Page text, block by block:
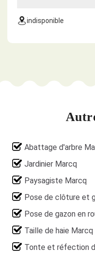
indisponible
Abattage d'arbre
Jardinier Marcq
Paysagiste Marcq
Pose de clôture et
Pose de gazon en
Taille de haie Marcq
Tonte et réfection